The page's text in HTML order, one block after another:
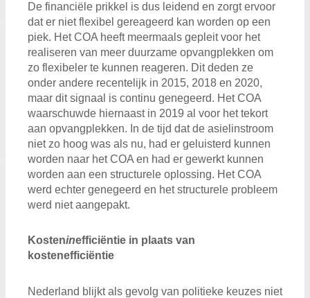
De financiële prikkel is dus leidend en zorgt ervoor
dat er niet flexibel gereageerd kan worden op een
piek. Het COA heeft meermaals gepleit voor het
realiseren van meer duurzame opvangplekken om
zo flexibeler te kunnen reageren. Dit deden ze
onder andere recentelijk in 2015, 2018 en 2020,
maar dit signaal is continu genegeerd. Het COA
waarschuwde hiernaast in 2019 al voor het tekort
aan opvangplekken. In de tijd dat de asielinstroom
niet zo hoog was als nu, had er geluisterd kunnen
worden naar het COA en had er gewerkt kunnen
worden aan een structurele oplossing. Het COA
werd echter genegeerd en het structurele probleem
werd niet aangepakt.
Kosteninefficiëntie in plaats van
kostenefficiëntie
Nederland blijkt als gevolg van politieke keuzes niet